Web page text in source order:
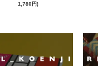
1,780円)